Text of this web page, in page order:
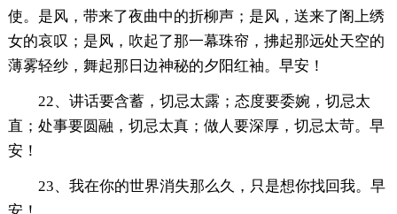
使。是风，带来了夜曲中的折柳声；是风，送来了阁上绣
女的哀叹；是风，吹起了那一幕珠帘，拂起那远处天空的
薄雾轻纱，舞起那日边神秘的夕阳红袖。早安！
22、讲话要含蓄，切忌太露；态度要委婉，切忌太
直；处事要圆融，切忌太真；做人要深厚，切忌太苛。早
安！
23、我在你的世界消失那么久，只是想你找回我。早